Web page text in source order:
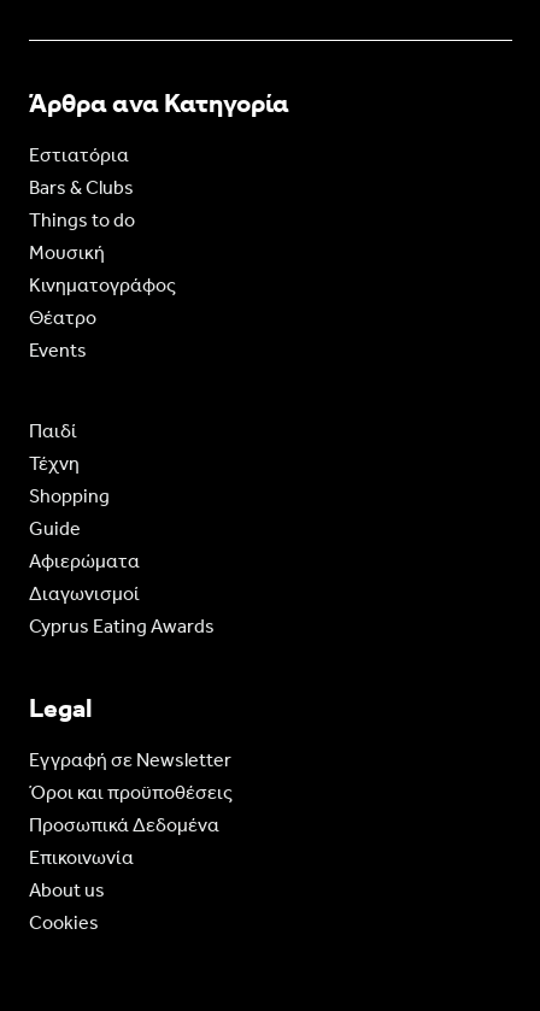
Άρθρα ανα Κατηγορία
Εστιατόρια
Bars & Clubs
Things to do
Moυσική
Κινηματογράφος
Θέατρο
Events
Παιδί
Τέχνη
Shopping
Guide
Aφιερώματα
Διαγωνισμοί
Cyprus Eating Awards
Legal
Eγγραφή σε Newsletter
Όροι και προϋποθέσεις
Προσωπικά Δεδομένα
Επικοινωνία
About us
Cookies